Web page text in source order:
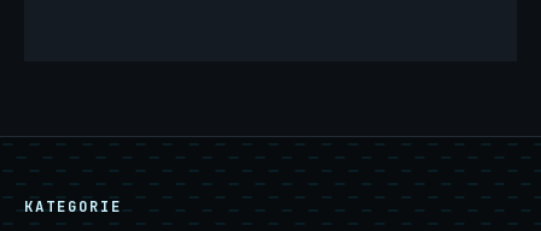
KATEGORIE